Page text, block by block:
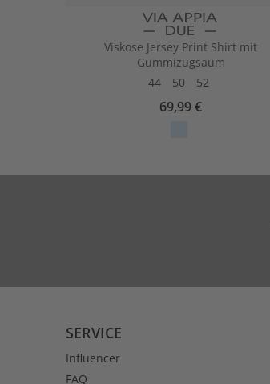
Viskose Jersey Print Shirt mit
Gummizugsaum
44
50 52
69,99 €
SERVICE
Influencer
FAQ